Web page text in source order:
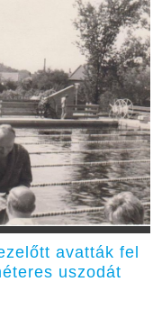
avatták fel
uszodát